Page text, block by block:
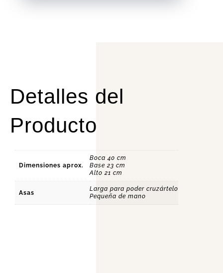
Detalles del
Producto
Dimensiones aprox.
Boca 40 cm
Base 23 cm
Alto 21 cm
Asas
Larga para poder cruzártelo
Pequeña de mano